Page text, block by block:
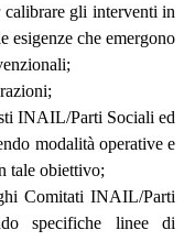
gli interventi in
esigenze che emergono
INAIL/Parti Sociali ed
modalità operative e
tale obiettivo;
Comitati INAIL/Parti
specifiche linee di